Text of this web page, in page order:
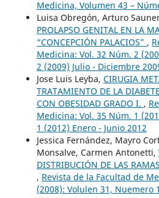
Medicina, Volumen 43 –
Luisa Obregón, Arturo
PROLAPSO GENITAL EN LA
“CONCEPCIÓN PALACIOS” ,
Medicina: Vol. 32 Núm. 2
2 (2009) Julio - Diciembre
Jose Luis Leyba, CIRUGIA
TRATAMIENTO DE LA
CON OBESIDAD GRADO I. ,
Medicina: Vol. 35 Núm. 1
1 (2012) Enero - Junio 2012
Jessica Fernández, Mayro
Monsalve, Carmen Antonetti,
DISTRIBUCIÓN DE LAS
, Revista de la Facultad de
(2008): Volulen 31, Nuemero